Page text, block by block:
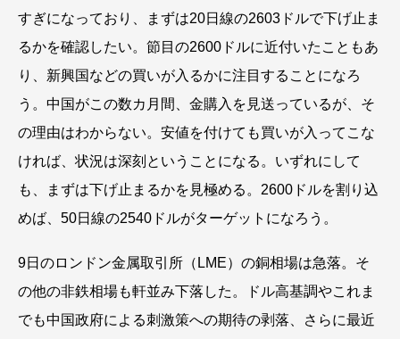
すぎになっており、まずは20日線の2603ドルで下げ止ま
るかを確認したい。節目の2600ドルに近付いたこともあ
り、新興国などの買いが入るかに注目することになろ
う。中国がこの数カ月間、金購入を見送っているが、そ
の理由はわからない。安値を付けても買いが入ってこな
ければ、状況は深刻ということになる。いずれにして
も、まずは下げ止まるかを見極める。2600ドルを割り込
めば、50日線の2540ドルがターゲットになろう。
9日のロンドン金属取引所（LME）の銅相場は急落。そ
の他の非鉄相場も軒並み下落した。ドル高基調やこれま
でも中国政府による刺激策への期待の剥落、さらに最近